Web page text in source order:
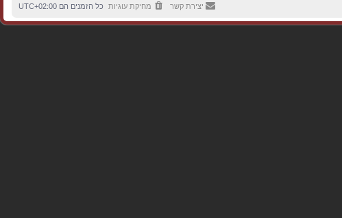
כל הזמנים הם UTC+02:00 מחיקת עוגיות יצירת קשר